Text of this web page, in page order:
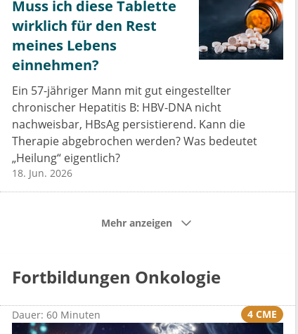
Muss ich diese Tablette
wirklich für den Rest
meines Lebens
einnehmen?
Ein 57-jähriger Mann mit gut eingestellter
chronischer Hepatitis B: HBV-DNA nicht
nachweisbar, HBsAg persistierend. Kann die
Therapie abgebrochen werden? Was bedeutet
„Heilung“ eigentlich?
18. Jun. 2026
Mehr anzeigen
Fortbildungen Onkologie
Dauer: 60 Minuten 4 CME